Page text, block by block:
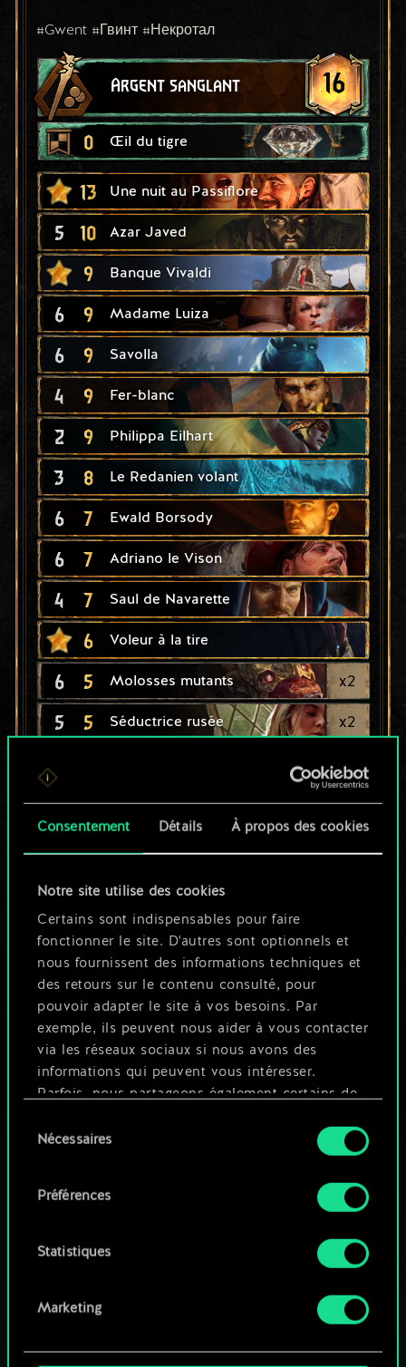
Consentement Détails À propos des cookies
Notre site utilise des cookies
Certains sont indispensables pour faire
fonctionner le site. D'autres sont optionnels et
nous fournissent des informations techniques et
des retours sur le contenu consulté, pour
pouvoir adapter le site à vos besoins. Par
exemple, ils peuvent nous aider à vous contacter
via les réseaux sociaux si nous avons des
informations qui peuvent vous intéresser.
Parfois, nous partageons également certains de
ces cookies optionnels ne seront appliqués
Vous pouvez consulter tous les détails sur notre
préférences dans le menu "Paramètres" ci-
duNécessaires
Préférences
Statistiques
Marketing
Argent sanglant 16
0 Œil du tigre
13 Une nuit au Passiflore
5 10 Azar Javed
9 Banque Vivaldi
6 9 Madame Luiza
6 9 Savolla
4 9 Fer-blanc
2 9 Philippa Eilhart
3 8 Le Redanien volant
6 7 Ewald Borsody
6 7 Adriano le Vison
4 7 Saul de Navarette
6 Voleur à la tire
6 5 Molosses mutants x2
5 5 Séductrice rusée x2
x
5 4 Chasseur de sorcières
4 4 Chacal des mers
3 4 Trafiquant de fisstech
2 4 Gosses des rues x 2
#Gwent #Гвинт #Некротал
UNE PETITE PARTIE DE GWENT ?
JOUEZ GRATUITEMENT